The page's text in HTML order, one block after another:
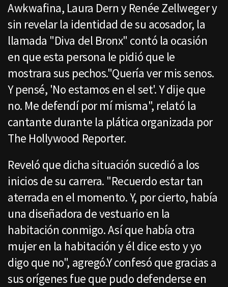
Awkwafina, Laura Dern y Renée Zellweger y
sin revelar la identidad de su acosador, la
llamada "Diva del Bronx" contó la ocasión
en que esta persona le pidió que le
mostrara sus pechos."Quería ver mis senos.
Y pensé, 'No estamos en el set'. Y dije que
no. Me defendí por mí misma", relató la
cantante durante la plática organizada por
The Hollywood Reporter.
Reveló que dicha situación sucedió a los
inicios de su carrera. "Recuerdo estar tan
aterrada en el momento. Y, por cierto, había
una diseñadora de vestuario en la
habitación conmigo. Así que había otra
mujer en la habitación y él dice esto y yo
digo que no", agregó.Y confesó que gracias a
sus orígenes fue que pudo defenderse en